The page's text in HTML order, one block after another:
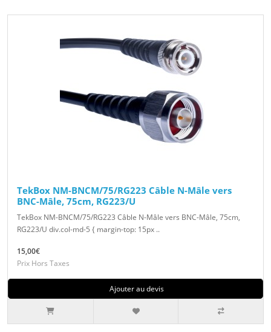
TekBox NM-BNCM/75/RG223 Câble N-Mâle vers
BNC-Mâle, 75cm, RG223/U
TekBox NM-BNCM/75/RG223 Câble N-Mâle vers BNC-Mâle, 75cm,
RG223/U div.col-md-5 { margin-top: 15px ..
15,00€
Prix Hors Taxes
Ajouter au devis